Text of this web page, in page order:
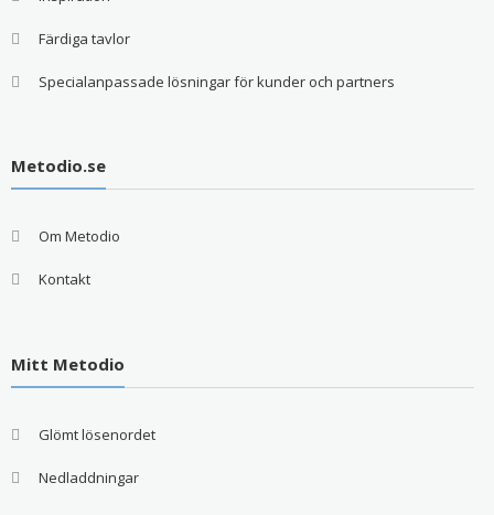
Färdiga tavlor
Specialanpassade lösningar för kunder och partners
Metodio.se
Om Metodio
Kontakt
Mitt Metodio
Glömt lösenordet
Nedladdningar